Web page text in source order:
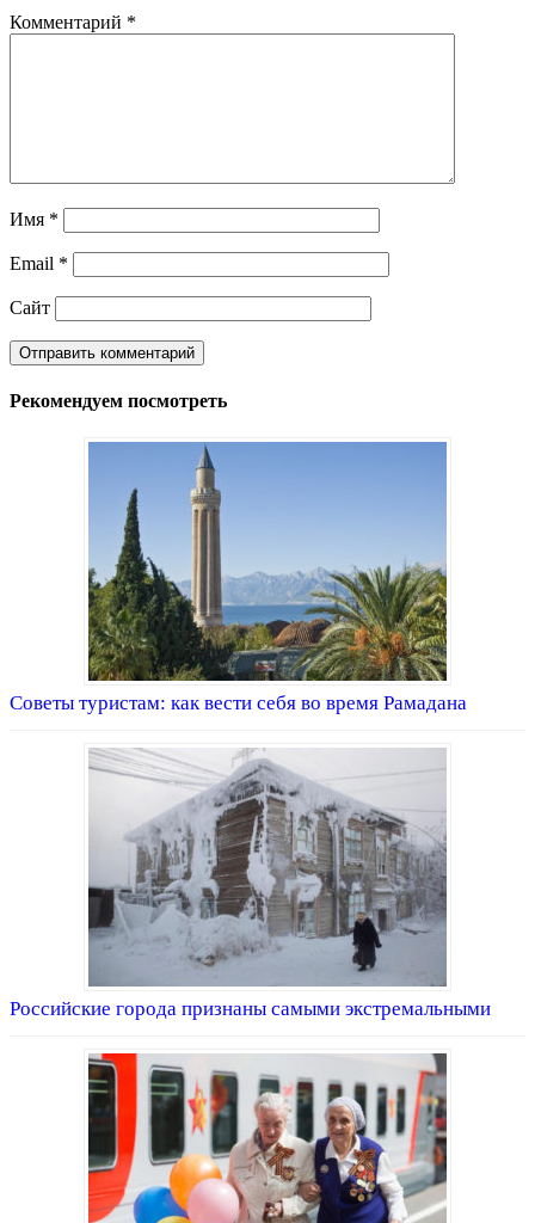
Комментарий *
Имя *
Email *
Сайт
Рекомендуем посмотреть
Советы туристам: как вести себя во время Рамадана
Российские города признаны самыми экстремальными